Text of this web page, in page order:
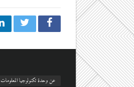
عن وحدة تكنولوجيا المعلومات